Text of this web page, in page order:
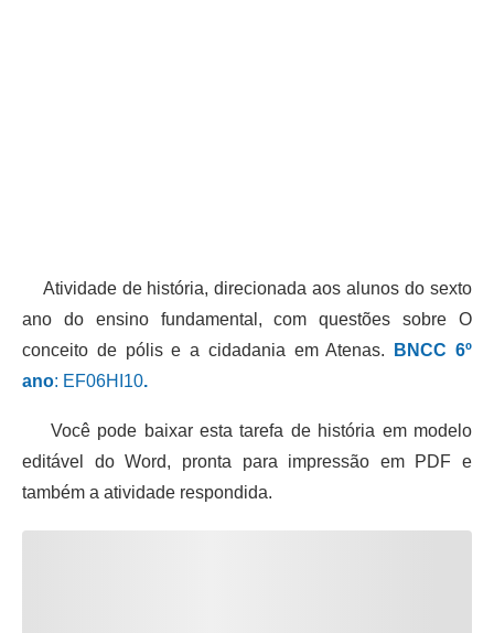
Atividade de história, direcionada aos alunos do sexto
ano do ensino fundamental, com questões sobre O
conceito de pólis e a cidadania em Atenas.
BNCC 6º
ano: EF06HI10.
Você pode baixar esta tarefa de história em modelo
editável do Word, pronta para impressão em PDF e
também a atividade respondida.